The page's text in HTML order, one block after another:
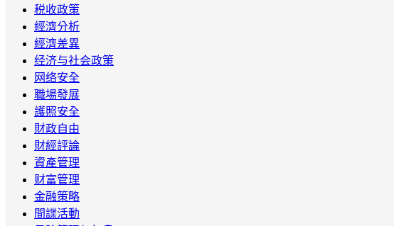
税收政策
經濟分析
經濟差異
经济与社会政策
网络安全
職場發展
護照安全
財政自由
財經評論
資產管理
财富管理
金融策略
間諜活動